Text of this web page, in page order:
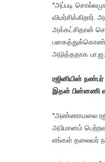
"அப்படி
விமர்சிக்கிறார்.
அக்கட்சிதான்
அடுத்ததாக
ரஜினியின்
இதன் பின்னணி
"அண்ணாமலை
அபிமானம்
எங்கள் தலைவர்